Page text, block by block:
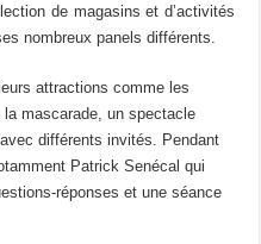
de magasins et d’activités
nombreux panels différents.
attractions comme les
mascarade, un spectacle
avec différents invités.
Pendant
Patrick Senécal qui
réponses et une séance